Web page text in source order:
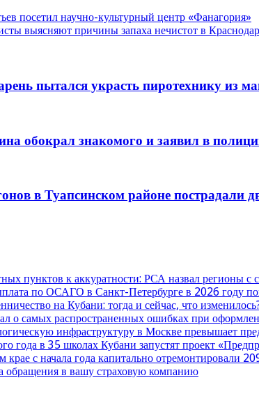
посетил научно-культурный центр «Фанагория»
выясняют причины запаха нечистот в
пытался украсть пиротехнику из
обокрал знакомого и заявил в
в Туапсинском районе пострадали
пунктов к аккуратности: РСА назвал регионы с
по ОСАГО в Санкт-Петербурге в 2026 году
на Кубани: тогда и сейчас, что
о самых распространенных ошибках при
инфраструктуру в Москве превышает
года в 35 школах Кубани запустят проект
крае с начала года капитально отремонтировали
обращения в вашу страховую компанию